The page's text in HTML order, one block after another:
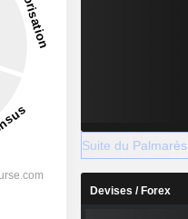
Suite du Palmarès
Devises / Forex